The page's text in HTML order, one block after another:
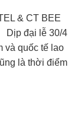
& CT BEE
Dịp đại lễ 30/4
và quốc tế lao
là thời điểm